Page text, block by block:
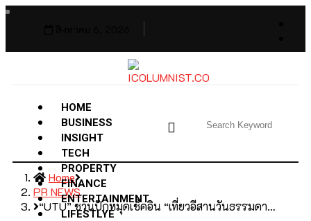
HOME
BUSINESS
INSIGHT
TECH
PROPERTY
FINANCE
ENTERTAINMENT
LIFESTLYE
Home
PR NEWS
“UTU” ชวนปักหมุดเช็คอิน “เที่ยวอีสานวันธรรมดา…